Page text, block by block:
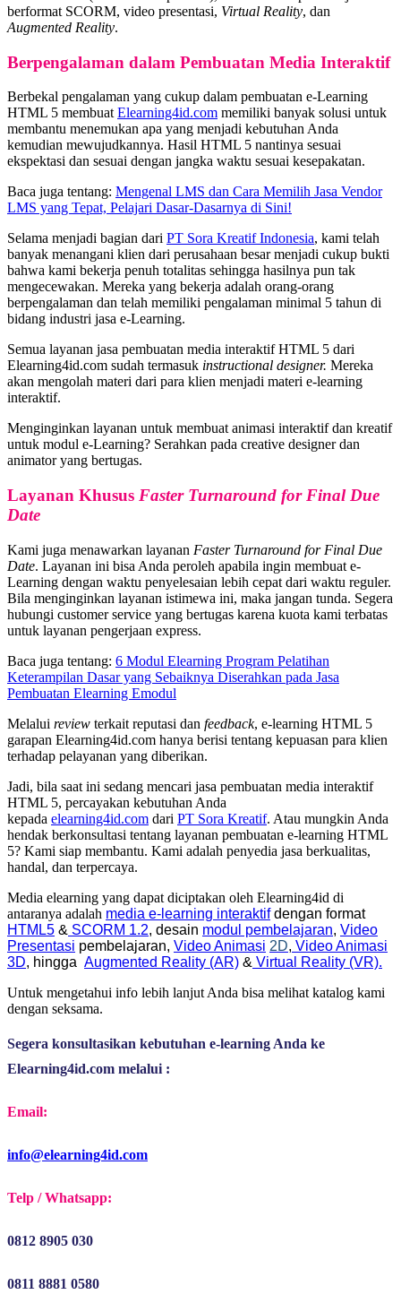
berformat SCORM, video presentasi, Virtual Reality, dan
Augmented Reality.
Berpengalaman dalam Pembuatan Media Interaktif
Berbekal pengalaman yang cukup dalam pembuatan e-Learning
HTML 5 membuat Elearning4id.com memiliki banyak solusi untuk
membantu menemukan apa yang menjadi kebutuhan Anda
kemudian mewujudkannya. Hasil HTML 5 nantinya sesuai
ekspektasi dan sesuai dengan jangka waktu sesuai kesepakatan.
Baca juga tentang: Mengenal LMS dan Cara Memilih Jasa Vendor
LMS yang Tepat, Pelajari Dasar-Dasarnya di Sini!
Selama menjadi bagian dari PT Sora Kreatif Indonesia, kami telah
banyak menangani klien dari perusahaan besar menjadi cukup bukti
bahwa kami bekerja penuh totalitas sehingga hasilnya pun tak
mengecewakan. Mereka yang bekerja adalah orang-orang
berpengalaman dan telah memiliki pengalaman minimal 5 tahun di
bidang industri jasa e-Learning.
Semua layanan jasa pembuatan media interaktif HTML 5 dari
Elearning4id.com sudah termasuk instructional designer. Mereka
akan mengolah materi dari para klien menjadi materi e-learning
interaktif.
Menginginkan layanan untuk membuat animasi interaktif dan kreatif
untuk modul e-Learning? Serahkan pada creative designer dan
animator yang bertugas.
Layanan Khusus Faster Turnaround for Final Due
Date
Kami juga menawarkan layanan Faster Turnaround for Final Due
Date. Layanan ini bisa Anda peroleh apabila ingin membuat e-
Learning dengan waktu penyelesaian lebih cepat dari waktu reguler.
Bila menginginkan layanan istimewa ini, maka jangan tunda. Segera
hubungi customer service yang bertugas karena kuota kami terbatas
untuk layanan pengerjaan express.
Baca juga tentang: 6 Modul Elearning Program Pelatihan
Keterampilan Dasar yang Sebaiknya Diserahkan pada Jasa
Pembuatan Elearning Emodul
Melalui review terkait reputasi dan feedback, e-learning HTML 5
garapan Elearning4id.com hanya berisi tentang kepuasan para klien
terhadap pelayanan yang diberikan.
Jadi, bila saat ini sedang mencari jasa pembuatan media interaktif
HTML 5, percayakan kebutuhan Anda
kepada elearning4id.com dari PT Sora Kreatif. Atau mungkin Anda
hendak berkonsultasi tentang layanan pembuatan e-learning HTML
5? Kami siap membantu. Kami adalah penyedia jasa berkualitas,
handal, dan terpercaya.
Media elearning yang dapat diciptakan oleh Elearning4id di
antaranya adalah media e-learning interaktifdengan format
HTML5 & SCORM 1.2, desain modul pembelajaran, Video
Presentasi pembelajaran, Video Animasi 2D, Video Animasi
3D, hingga Augmented Reality (AR) & Virtual Reality (VR).
Untuk mengetahui info lebih lanjut Anda bisa melihat katalog kami
dengan seksama.
Segera konsultasikan kebutuhan e-learning Anda ke
Elearning4id.com melalui :
Email:
info@elearning4id.com
Telp / Whatsapp:
0812 8905 030
0811 8881 0580